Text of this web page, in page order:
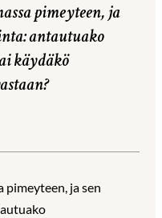
pimeyteen, ja
antautuako
käydäkö
pimeyteen, ja sen